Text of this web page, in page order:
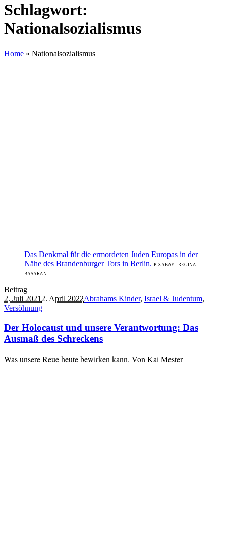
Schlagwort:
Nationalsozialismus
Home » Nationalsozialismus
Das Denkmal für die ermordeten Juden Europas in der
Nähe des Brandenburger Tors in Berlin. PIXABAY - REGINA
BASARAN
Beitrag
2. Juli 2021 2. April 2022Abrahams Kinder, Israel & Judentum,
Versöhnung
Der Holocaust und unsere Verantwortung: Das
Ausmaß des Schreckens
Was unsere Reue heute bewirken kann. Von Kai Mester